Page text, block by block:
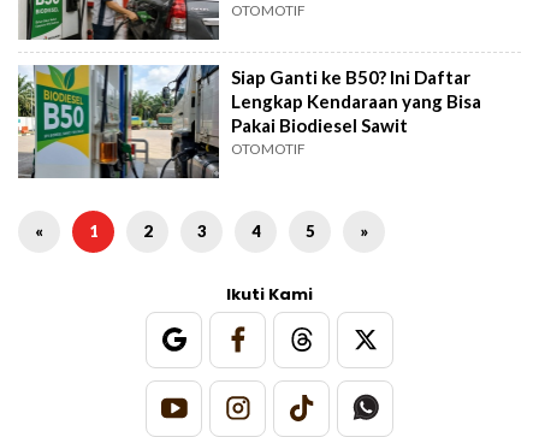
OTOMOTIF
Siap Ganti ke B50? Ini Daftar
Lengkap Kendaraan yang Bisa
Pakai Biodiesel Sawit
OTOMOTIF
« 1 2 3 4 5 »
Ikuti Kami